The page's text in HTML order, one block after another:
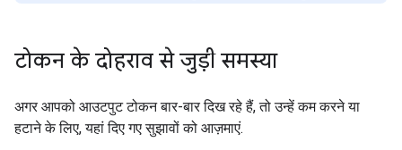
टोकन के दोहराव से जुड़ी समस्या
अगर आपको आउटपुट टोकन बार-बार दिख रहे हैं, तो उन्हें कम करने या
हटाने के लिए, यहां दिए गए सुझावों को आज़माएं.